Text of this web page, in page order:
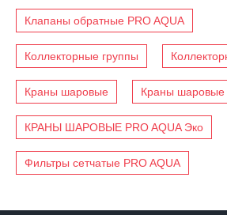
Клапаны обратные PRO AQUA
Коллекторные группы
Краны шаровые Краны шаровые
КРАНЫ ШАРОВЫЕ PRO AQUA Эко
Фильтры сетчатые PRO AQUA